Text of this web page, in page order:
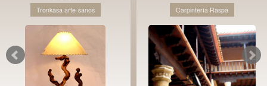
Tronkasa arte-sanos Carpintería Raspa